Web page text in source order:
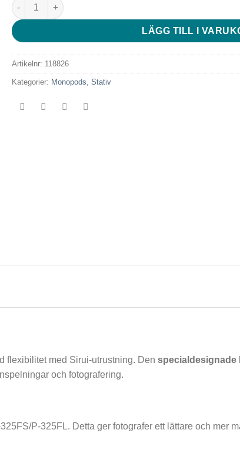
LÄGG TILL I
Artikelnr: 118826
Kategorier: Monopods Stativ
flexibilitet med Sirui-utrustning. Den specialdesignade
och fotografering.
P-325FL. Detta ger fotografer ett lättare och mer